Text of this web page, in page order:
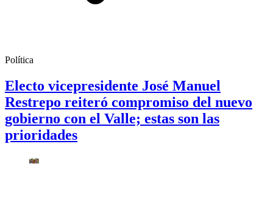
Política
Electo vicepresidente José Manuel
Restrepo reiteró compromiso del nuevo
gobierno con el Valle; estas son las
prioridades